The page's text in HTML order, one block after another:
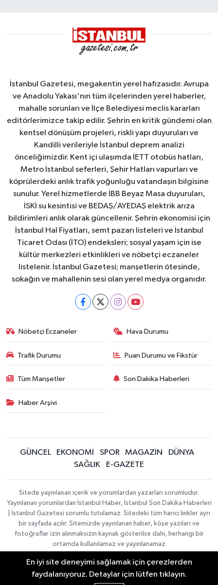
alındı
İstanbul Gazetesi, megakentin yerel hafızasıdır. Avrupa
ve Anadolu Yakası'nın tüm ilçelerinden yerel haberler,
mahalle sorunları ve İlçe Belediyesi meclis kararları
editörlerimizce takip edilir. Şehrin en kritik gündemi olan
kentsel dönüşüm projeleri, riskli yapı duyuruları ve
Kandilli verileriyle İstanbul deprem analizi
önceliğimizdir. Kent içi ulaşımda İETT otobüs hatları,
Metro İstanbul seferleri, Şehir Hatları vapurları ve
köprülerdeki anlık trafik yoğunluğu vatandaşın bilgisine
sunulur. Yerel hizmetlerde İBB Beyaz Masa duyuruları,
İSKİ su kesintisi ve BEDAŞ/AYEDAŞ elektrik arıza
bildirimleri anlık olarak güncellenir. Şehrin ekonomisi için
İstanbul Hal Fiyatları, semt pazarı listeleri ve İstanbul
Ticaret Odası (İTO) endeksleri; sosyal yaşam için ise
kültür merkezleri etkinlikleri ve nöbetçi eczaneler
listelenir. İstanbul Gazetesi; manşetlerin ötesinde,
sokağın ve mahallenin sesi olan yerel medya organıdır.
Nöbetçi Eczaneler Hava Durumu
Trafik Durumu Puan Durumu ve Fikstür
Tüm Manşetler Son Dakika Haberleri
Haber Arşivi
GÜNCEL EKONOMİ SPOR MAGAZİN
DÜNYA
SAĞLIK
E-GAZETE
Sitede yayınlanan içerik ve yorumlardan yazarları sorumludur.
Yayınlanan yorumlardan İstanbul Haber, İstanbul Son Dakika Haberleri
| İstanbul Gazetesi sorumlu tutulamaz. Sitedeki tüm harici linkler ayrı
bir sayfada açılır. Sitemizde yayınlanan haber, köşe yazıları ve
fotoğraflar izin alınmaksızın kaynak gösterilse dahi, herhangi bir
ortamda kullanılamaz ve yayınlanamaz
İletişim
Künye
Haber Yazılımı:TE Bilişim|
En iyi site deneyimi sağlamak için çerezlerden
faydalanıyoruz. Detaylar için lütfen tıklayın.